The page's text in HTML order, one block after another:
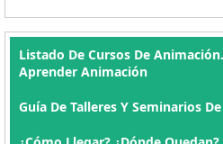
Listado De Cursos De
Aprender Animación
Guía De Talleres Y Seminarios